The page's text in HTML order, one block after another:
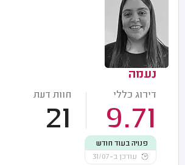
נעמה
דירוג כללי
9.71
חוות דעת
21
פנויה בעוד חודש
עודכן ב-31/07